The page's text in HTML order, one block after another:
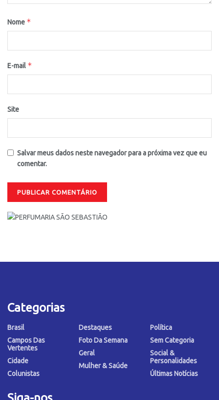
Nome *
E-mail *
Site
Salvar meus dados neste navegador para a próxima vez que eu
comentar.
Categorias
Brasil
Campos Das
Vertentes
Cidade
Colunistas
Destaques
Foto Da Semana
Geral
Mulher & Saúde
Política
Sem Categoria
Social &
Personalidades
Últimas Notícias